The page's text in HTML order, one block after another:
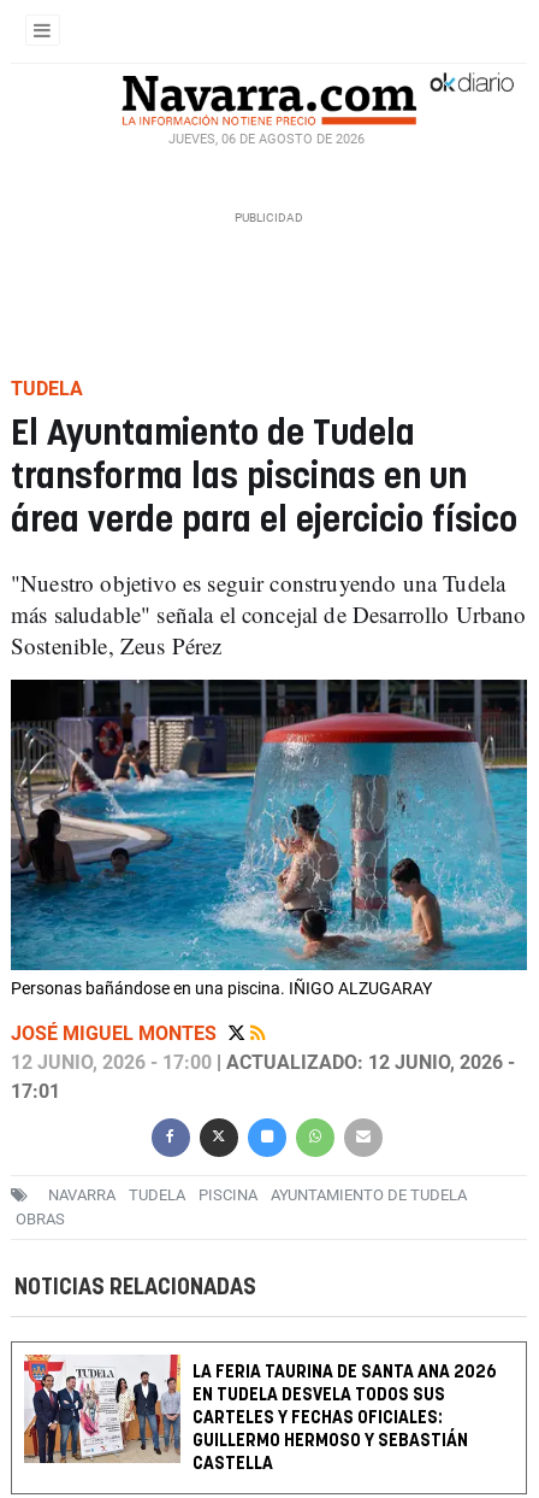
JUEVES, 06 DE AGOSTO DE 2026
TUDELA
El Ayuntamiento de Tudela
transforma las piscinas en un
área verde para el ejercicio físico
"Nuestro objetivo es seguir construyendo una Tudela
más saludable" señala el concejal de Desarrollo Urbano
Sostenible, Zeus Pérez
Personas bañándose en una piscina. IÑIGO ALZUGARAY
JOSÉ MIGUEL MONTES
12 JUNIO, 2026 - 17:00 | ACTUALIZADO: 12 JUNIO, 2026 -
17:01
NAVARRA TUDELA PISCINA
AYUNTAMIENTO DE TUDELA
OBRAS
NOTICIAS RELACIONADAS
LA FERIA TAURINA DE SANTA ANA 2026
EN TUDELA DESVELA TODOS SUS
CARTELES Y FECHAS OFICIALES:
GUILLERMO HERMOSO Y SEBASTIÁN
CASTELLA